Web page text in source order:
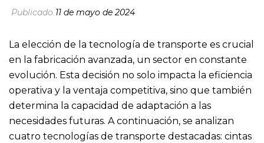
Publicado 11 de mayo de 2024
La elección de la tecnología de transporte es crucial
en la fabricación avanzada, un sector en constante
evolución. Esta decisión no solo impacta la eficiencia
operativa y la ventaja competitiva, sino que también
determina la capacidad de adaptación a las
necesidades futuras. A continuación, se analizan
cuatro tecnologías de transporte destacadas: cintas